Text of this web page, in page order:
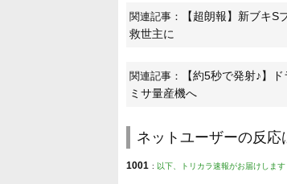
関連記事：
【超朗報】新ブキ
救世主に
関連記事：
【約5秒で発射♪】
ミサ量産機へ
ネットユーザーの反
1001 : 以下、トリカラ速報がお届けします